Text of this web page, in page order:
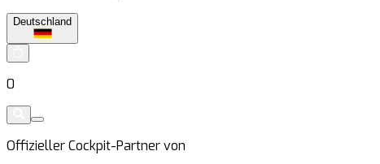
Deutschland
0
Offizieller Cockpit-Partner von